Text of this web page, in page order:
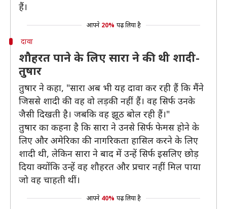
हैं।
आपने 20% पढ़ लिया है
दावा
शौहरत पाने के लिए सारा ने की थी शादी-
तुषार
तुषार ने कहा, "सारा अब भी यह दावा कर रही हैं कि मैंने
जिससे शादी की वह वो लड़की नहीं हैं। वह सिर्फ उनके
जैसी दिखती है। जबकि वह झूठ बोल रही हैं।"
तुषार का कहना है कि सारा ने उनसे सिर्फ फेमस होने के
लिए और अमेरिका की नागरिकता हासिल करने के लिए
शादी थी, लेकिन सारा ने बाद में उन्हें सिर्फ इसलिए छोड़
दिया क्योंकि उन्हें वह शौहरत और प्रचार नहीं मिल पाया
जो वह चाहती थीं।
आपने 40% पढ़ लिया है